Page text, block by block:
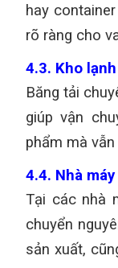
hay
rõ ràng cho
4.3. Kho
Băng tải
giúp vận
phẩm mà
4.4. Nhà
Tại các nhà
chuyển
sản xuất,